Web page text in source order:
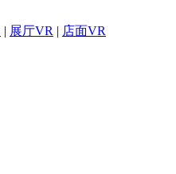
| 展厅VR | 店面VR